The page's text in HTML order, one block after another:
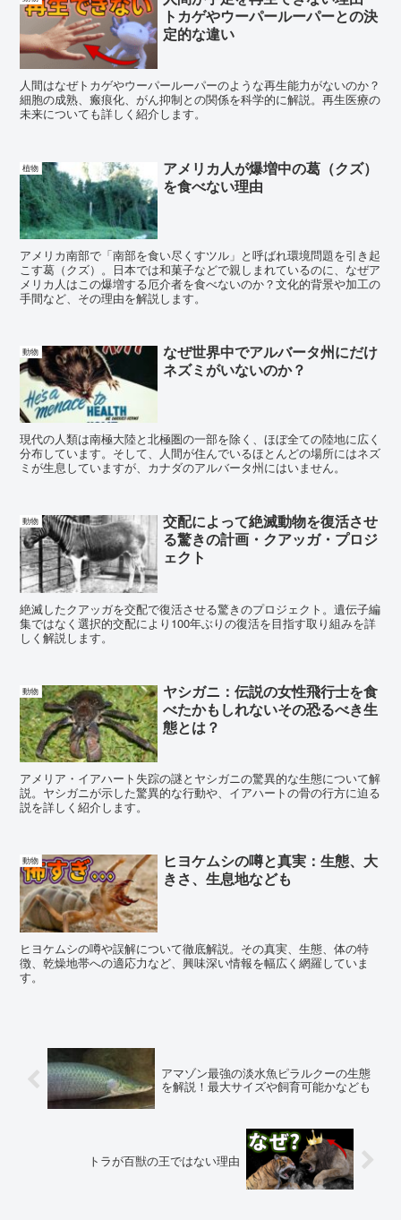
トカゲやウーパールーパーとの決
定的な違い
人間はなぜトカゲやウーパールーパーのような再生能力がないのか？
細胞の成熟、瘢痕化、がん抑制との関係を科学的に解説。再生医療の
未来についても詳しく紹介します。
植物
アメリカ人が爆増中の葛（クズ）
を食べない理由
アメリカ南部で「南部を食い尽くすツル」と呼ばれ環境問題を引き起
こす葛（クズ）。日本では和菓子などで親しまれているのに、なぜア
メリカ人はこの爆増する厄介者を食べないのか？文化的背景や加工の
手間など、その理由を解説します。
動物
なぜ世界中でアルバータ州にだけ
ネズミがいないのか？
現代の人類は南極大陸と北極圏の一部を除く、ほぼ全ての陸地に広く
分布しています。そして、人間が住んでいるほとんどの場所にはネズ
ミが生息していますが、カナダのアルバータ州にはいません。
動物
交配によって絶滅動物を復活させ
る驚きの計画・クアッガ・プロジ
ェクト
絶滅したクアッガを交配で復活させる驚きのプロジェクト。遺伝子編
集ではなく選択的交配により100年ぶりの復活を目指す取り組みを詳
しく解説します。
動物
ヤシガニ：伝説の女性飛行士を食
べたかもしれないその恐るべき生
態とは？
アメリア・イアハート失踪の謎とヤシガニの驚異的な生態について解
説。ヤシガニが示した驚異的な行動や、イアハートの骨の行方に迫る
説を詳しく紹介します。
動物
ヒヨケムシの噂と真実：生態、大
きさ、生息地なども
ヒヨケムシの噂や誤解について徹底解説。その真実、生態、体の特
徴、乾燥地帯への適応力など、興味深い情報を幅広く網羅していま
す。
アマゾン最強の淡水魚ピラルクーの生態
を解説！最大サイズや飼育可能かなども
トラが百獣の王ではない理由